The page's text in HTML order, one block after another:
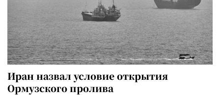
Иран назвал условие открытия
Ормузского пролива